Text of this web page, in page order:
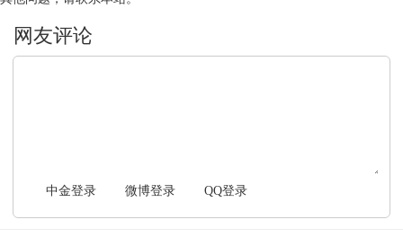
中金登录 微博登录 QQ登录